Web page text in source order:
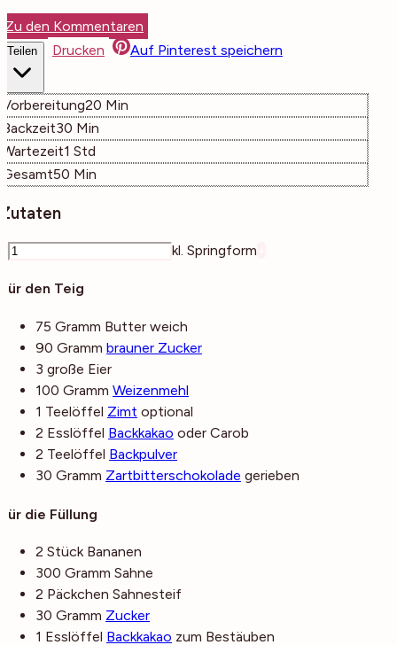
Zu den Kommentaren
Teilen Drucken Auf Pinterest speichern
Vorbereitung20 Minuten
Min
Backzeit30 Minuten
Min
Wartezeit1 Stunde
Std
Gesamt50 Minuten
Min
Zutaten
kl. Springform
Für den Teig
75 Gramm Butter weich
90 Gramm brauner Zucker
3 große Eier
100 Gramm Weizenmehl
1 Teelöffel Zimt optional
2 Esslöffel Backkakao oder Carob
2 Teelöffel Backpulver
30 Gramm Zartbitterschokolade gerieben
Für die Füllung
2 Stück Bananen
300 Gramm Sahne
2 Päckchen Sahnesteif
30 Gramm Zucker
1 Esslöffel Backkakao zum Bestäuben